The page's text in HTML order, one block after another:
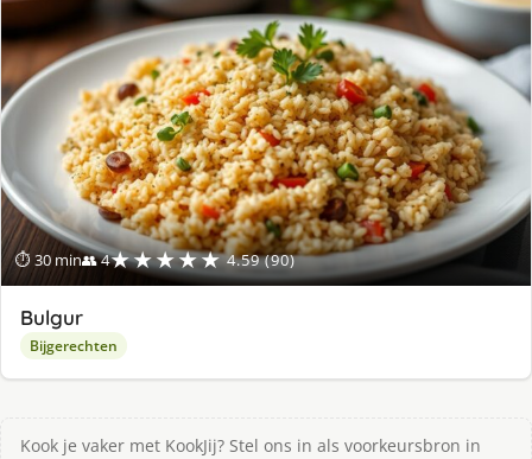
⏱ 30 min👥 4★★★★★ 4.59 (90)
Bulgur
Bijgerechten
Kook je vaker met KookJij? Stel ons in als voorkeursbron in